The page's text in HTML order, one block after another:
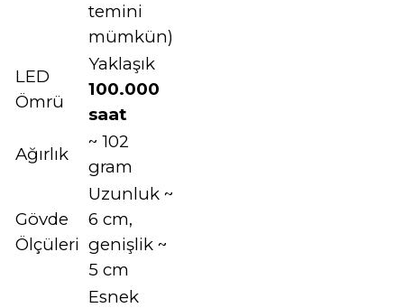
temini
mümkün)
LED
Ömrü
Yaklaşık
100.000
saat
Ağırlık
~ 102
gram
Gövde
Ölçüleri
Uzunluk ~
6 cm,
genişlik ~
5 cm
Esnek